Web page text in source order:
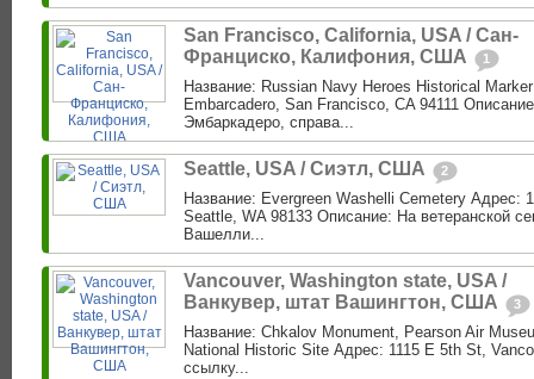
San Francisco, California, USA / Сан-
Франциско, Калифония, США
1
Название: Russian Navy Heroes Historical
Embarcadero, San Francisco, CA 94111
Эмбаркадеро, справа...
Seattle, USA / Сиэтл, США 2
Название: Evergreen Washelli Cemetery Адрес:
Seattle, WA 98133 Описание: На ветеранской
Вашелли...
Vancouver, Washington state, USA /
Ванкувер, штат Вашингтон, США
3
Название: Chkalov Monument, Pearson Air
National Historic Site Адрес: 1115 E 5th St,
ссылку...